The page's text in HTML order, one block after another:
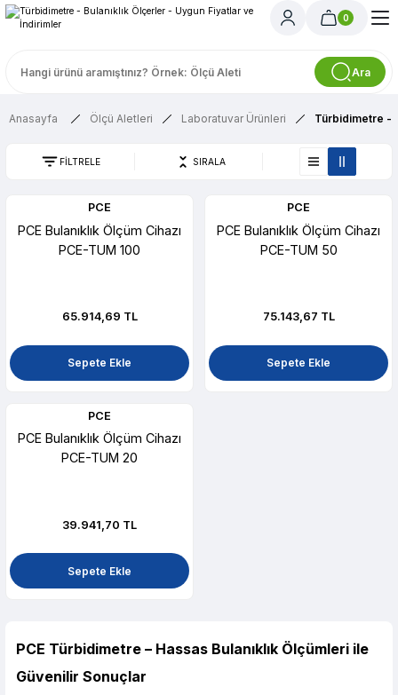
Ara
0
Anasayfa Ölçü Aletleri Laboratuvar Ürünleri Türbidimetre -
FİLTRELE SIRALA
PCE
PCE Bulanıklık Ölçüm Cihazı
PCE-TUM 100
65.914,69 TL
Sepete Ekle
PCE
PCE Bulanıklık Ölçüm Cihazı
PCE-TUM 50
75.143,67 TL
Sepete Ekle
PCE
PCE Bulanıklık Ölçüm Cihazı
PCE-TUM 20
39.941,70 TL
Sepete Ekle
PCE Türbidimetre – Hassas Bulanıklık Ölçümleri ile
Güvenilir Sonuçlar